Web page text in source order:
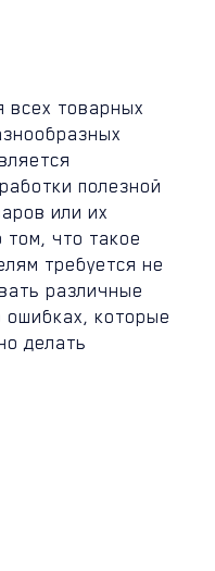
всех товарных
полезной
или их
что такое
требуется не
различные
ошибках, которые
делать